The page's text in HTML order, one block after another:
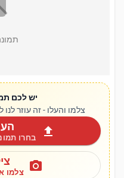
יש לכם
צלמו והעלו - זה עוזר
upload בחרו
photo_camera צלמו